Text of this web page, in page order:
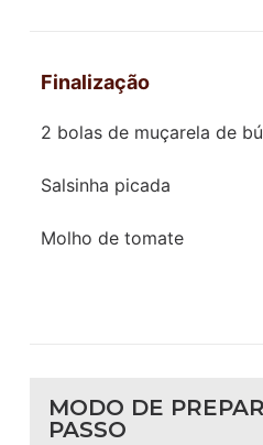
Finalização
2 bolas de muçarela de
Salsinha picada
Molho de tomate
MODO DE
PASSO